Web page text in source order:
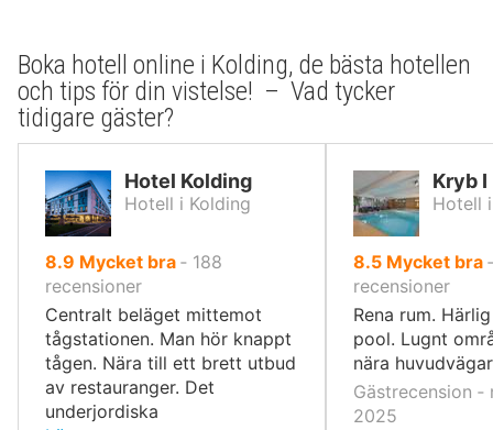
Boka hotell online i Kolding, de bästa hotellen
och tips för din vistelse! – Vad tycker
tidigare gäster?
Hotel Kolding
Hotell i Kolding
8.9 av
10,
Mycket bra ‐ 188
recensioner
Centralt beläget mittemot
tågstationen. Man hör knappt
tågen. Nära till ett brett utbud
av restauranger. Det
underjordiska
Kryb I
Hotell
8.5av
10,
Mycket bra
recensioner
Rena rum.
pool. Lugnt
nära
Gästrecension ‐
2025